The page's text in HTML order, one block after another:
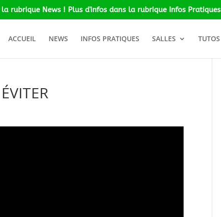
rubrique News ! Plus d'infos dans la rubrique Infos Pratiques
ACCUEIL NEWS INFOS PRATIQUES SALLES TUTOS